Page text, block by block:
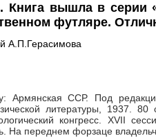
вышла в серии
футляре.
А.П.Герасимова
Армянская ССР. Под
литературы,
конгресс. XVII
На переднем форзаце